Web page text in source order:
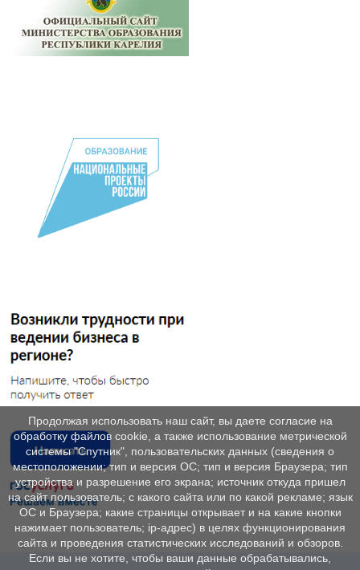
Продолжая использовать наш сайт, вы даете согласие на
обработку файлов cookie, а также использование метрической
системы "Спутник", пользовательских данных (сведения о
местоположении; тип и версия ОС; тип и версия Браузера; тип
устройства и разрешение его экрана; источник откуда пришел
на сайт пользователь; с какого сайта или по какой рекламе; язык
ОС и Браузера; какие страницы открывает и на какие кнопки
нажимает пользователь; ip-адрес) в целях функционирования
сайта и проведения статистических исследований и обзоров.
Если вы не хотите, чтобы ваши данные обрабатывались,